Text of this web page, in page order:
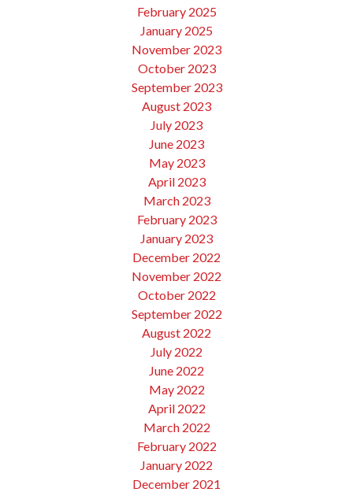
February 2025
January 2025
November 2023
October 2023
September 2023
August 2023
July 2023
June 2023
May 2023
April 2023
March 2023
February 2023
January 2023
December 2022
November 2022
October 2022
September 2022
August 2022
July 2022
June 2022
May 2022
April 2022
March 2022
February 2022
January 2022
December 2021